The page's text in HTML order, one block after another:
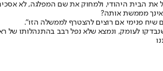
את הבית היהודי, ולמחוק את שם המפלגה, לא
מממשת אותה?
פנימי אם רוצים להצטרף לממשלה הזו".
לעומק, ונמצא שלא נפל רבב בהתנהלותו של